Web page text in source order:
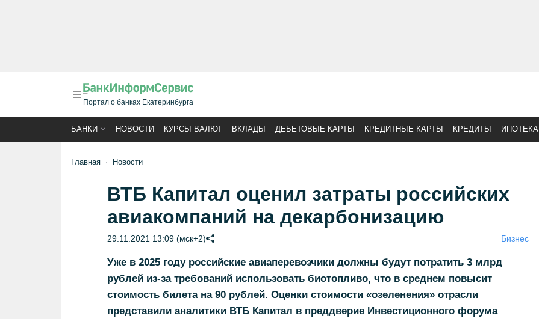
Портал о банках Екатеринбурга
БАНКИ НОВОСТИ КУРСЫ ВАЛЮТ ВКЛАДЫ ДЕБЕТОВЫЕ КАРТЫ КРЕДИТНЫЕ КАРТЫ КРЕДИТЫ ИПОТЕКА
Главная Новости
ВТБ Капитал оценил затраты российских
авиакомпаний на декарбонизацию
29.11.2021 13:09 (мск+2) Бизнес
Уже в 2025 году российские авиаперевозчики должны будут потратить 3 млрд
рублей из-за требований использовать биотопливо, что в среднем повысит
стоимость билета на 90 рублей. Оценки стоимости «озеленения» отрасли
представили аналитики ВТБ Капитал в преддверие Инвестиционного форума